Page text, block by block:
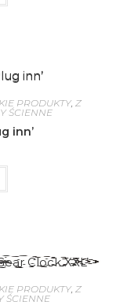
PRODUKTY, Z
ŚCIENNE
inn’
PRODUKTY, Z
ŚCIENNE